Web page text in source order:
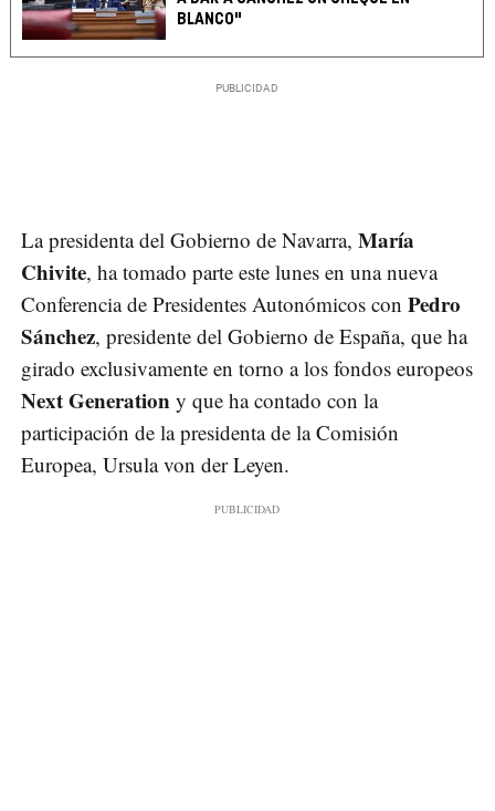
BLANCO"
La presidenta del Gobierno de Navarra, María
Chivite, ha tomado parte este lunes en una nueva
Conferencia de Presidentes Autonómicos con Pedro
Sánchez, presidente del Gobierno de España, que ha
girado exclusivamente en torno a los fondos europeos
Next Generation y que ha contado con la
participación de la presidenta de la Comisión
Europea, Ursula von der Leyen.